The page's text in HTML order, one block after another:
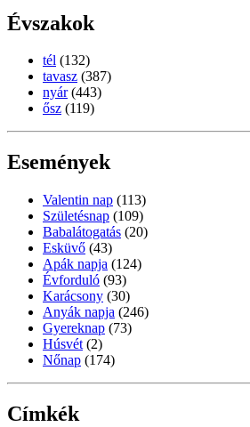
Évszakok
tél (132)
tavasz (387)
nyár (443)
ősz (119)
Események
Valentin nap (113)
Születésnap (109)
Babalátogatás (20)
Esküvő (43)
Apák napja (124)
Évforduló (93)
Karácsony (30)
Anyák napja (246)
Gyereknap (73)
Húsvét (2)
Nőnap (174)
Címkék